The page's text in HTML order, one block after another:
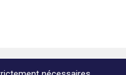
Privée -A propos &